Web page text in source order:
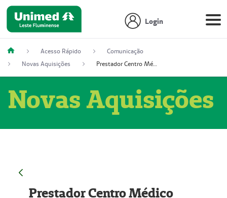
Login
Acesso Rápido
Comunicação
Novas Aquisições
Prestador Centro Médico Vitória Ltda, 51004350-4: Centro Médico Vitória Ltda (Nome Fantasia: Policlínica Master)
Novas Aquisições
Prestador Centro Médico